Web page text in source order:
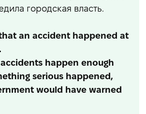
городская власть.
an accident happened at
happen enough
serious happened,
would have warned